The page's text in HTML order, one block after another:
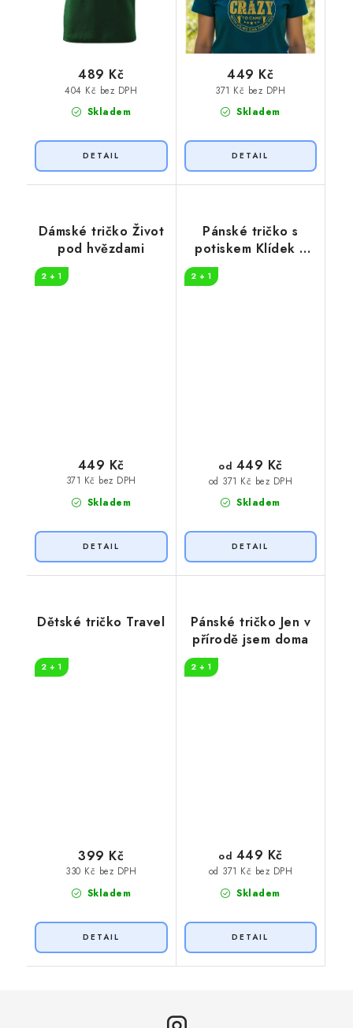
Skladem
404 Kč bez DPH
489 Kč
Skladem
371 Kč bez DPH
449 Kč
Dámské tričko Život
pod hvězdami
2 + 1
Skladem
371 Kč bez DPH
449 Kč
Pánské tričko s
potiskem Klídek v
2 + 1
Skladem
od 371 Kč bez DPH
od 449 Kč
Dětské tričko Travel
2 + 1
Skladem
330 Kč bez DPH
399 Kč
Pánské tričko Jen v
přírodě jsem doma
2 + 1
Skladem
od 371 Kč bez DPH
od 449 Kč